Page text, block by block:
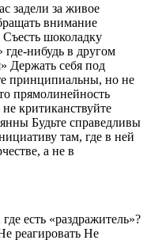
задели за живое
внимание
шоколадку
нибудь в другом
Держать себя под
принципиальны, но не
прямолинейность
критиканствуйте
Будьте справедливы
там, где в ней
а не в
есть «раздражитель»?
реагировать Не